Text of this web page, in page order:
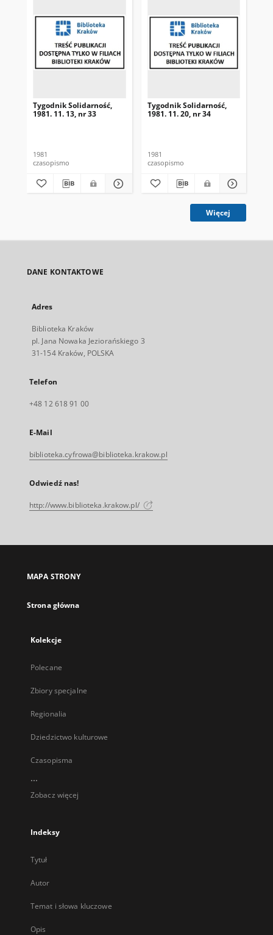
Tygodnik Solidarność,
1981. 11. 13, nr 33
1981
czasopismo
Tygodnik Solidarność,
1981. 11. 20, nr 34
1981
czasopismo
Więcej
DANE KONTAKTOWE
Adres
Biblioteka Kraków
pl. Jana Nowaka Jeziorańskiego 3
31-154 Kraków, POLSKA
Telefon
+48 12 618 91 00
E-Mail
biblioteka.cyfrowa@biblioteka.krakow.pl
Odwiedź nas!
http://www.biblioteka.krakow.pl/
MAPA STRONY
Strona główna
Kolekcje
Polecane
Zbiory specjalne
Regionalia
Dziedzictwo kulturowe
Czasopisma
...
Zobacz więcej
Indeksy
Tytuł
Autor
Temat i słowa kluczowe
Opis